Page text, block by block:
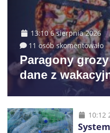
13:10 6 sierpnia 2026
11 osób skomentowało
Paragony
dane z
10:12